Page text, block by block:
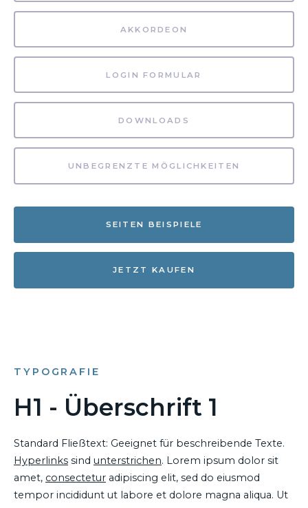
AKKORDEON
LOGIN FORMULAR
DOWNLOADS
UNBEGRENZTE MÖGLICHKEITEN
SEITEN BEISPIELE
JETZT KAUFEN
TYPOGRAFIE
H1 - Überschrift 1
Standard Fließtext: Geeignet für beschreibende Texte.
Hyperlinks sind unterstrichen. Lorem ipsum dolor sit
amet, consectetur adipiscing elit, sed do eiusmod
tempor incididunt ut labore et dolore magna aliqua. Ut